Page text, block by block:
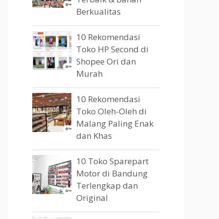
Berkualitas
10 Rekomendasi
Toko HP Second di
Shopee Ori dan
Murah
10 Rekomendasi
Toko Oleh-Oleh di
Malang Paling Enak
dan Khas
10 Toko Sparepart
Motor di Bandung
Terlengkap dan
Original